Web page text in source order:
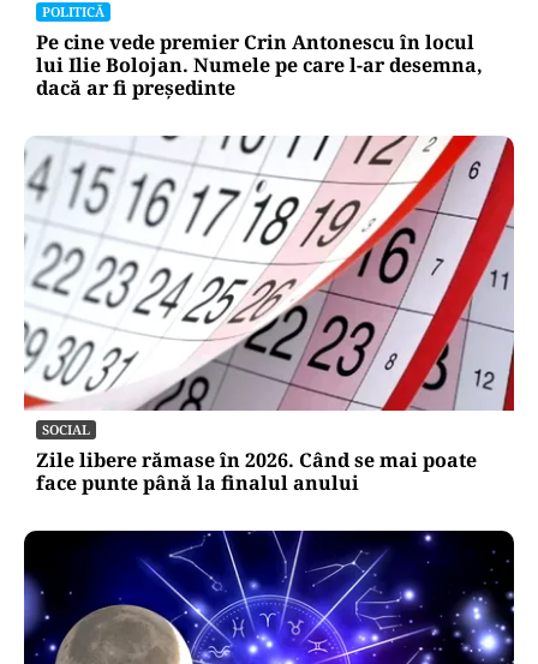
POLITICĂ
Pe cine vede premier Crin Antonescu în locul
lui Ilie Bolojan. Numele pe care l-ar desemna,
dacă ar fi președinte
SOCIAL
Zile libere rămase în 2026. Când se mai poate
face punte până la finalul anului